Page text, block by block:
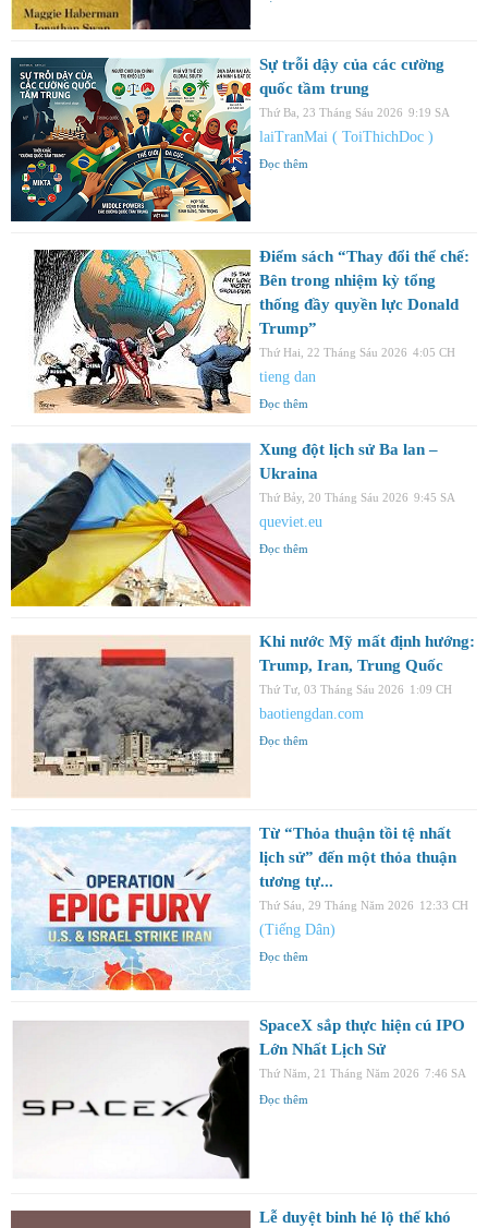
Sự trỗi dậy của các cường
quốc tầm trung
Thứ Ba, 23 Tháng Sáu 2026 9:19 SA
laiTranMai ( ToiThichDoc )
Đọc thêm
Điểm sách “Thay đổi thể chế:
Bên trong nhiệm kỳ tổng
thống đầy quyền lực Donald
Trump”
Thứ Hai, 22 Tháng Sáu 2026 4:05 CH
tieng dan
Đọc thêm
Xung đột lịch sử Ba lan –
Ukraina
Thứ Bảy, 20 Tháng Sáu 2026 9:45 SA
queviet.eu
Đọc thêm
Khi nước Mỹ mất định hướng:
Trump, Iran, Trung Quốc
Thứ Tư, 03 Tháng Sáu 2026 1:09 CH
baotiengdan.com
Đọc thêm
Từ “Thỏa thuận tồi tệ nhất
lịch sử” đến một thỏa thuận
tương tự...
Thứ Sáu, 29 Tháng Năm 2026 12:33 CH
(Tiếng Dân)
Đọc thêm
SpaceX sắp thực hiện cú IPO
Lớn Nhất Lịch Sử
Thứ Năm, 21 Tháng Năm 2026 7:46 SA
Đọc thêm
Lễ duyệt binh hé lộ thế khó